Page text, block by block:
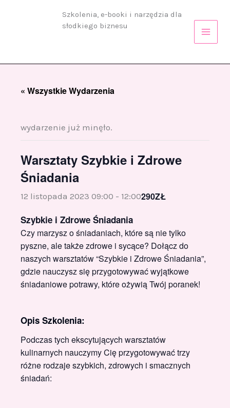
Szkolenia, e-booki i narzędzia dla
słodkiego biznesu
« Wszystkie Wydarzenia
wydarzenie już minęło.
Warsztaty Szybkie i Zdrowe
Śniadania
12 listopada 2023 09:00 - 12:00290ZŁ
Szybkie i Zdrowe Śniadania
Czy marzysz o śniadaniach, które są nie tylko
pyszne, ale także zdrowe i sycące? Dołącz do
naszych warsztatów “Szybkie i Zdrowe Śniadania”,
gdzie nauczysz się przygotowywać wyjątkowe
śniadaniowe potrawy, które ożywią Twój poranek!
Opis Szkolenia:
Podczas tych ekscytujących warsztatów
kulinarnych nauczymy Cię przygotowywać trzy
różne rodzaje szybkich, zdrowych i smacznych
śniadań: